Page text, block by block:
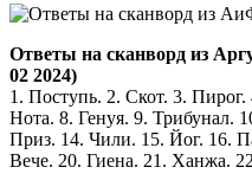
Ответы на сканворд из
02 2024)
1. Поступь. 2. Скот. 3.
Нота. 8. Генуя. 9. Трибунал.
Приз. 14. Чили. 15. Йог. 16.
Вече. 20. Гиена. 21. Ханжа.